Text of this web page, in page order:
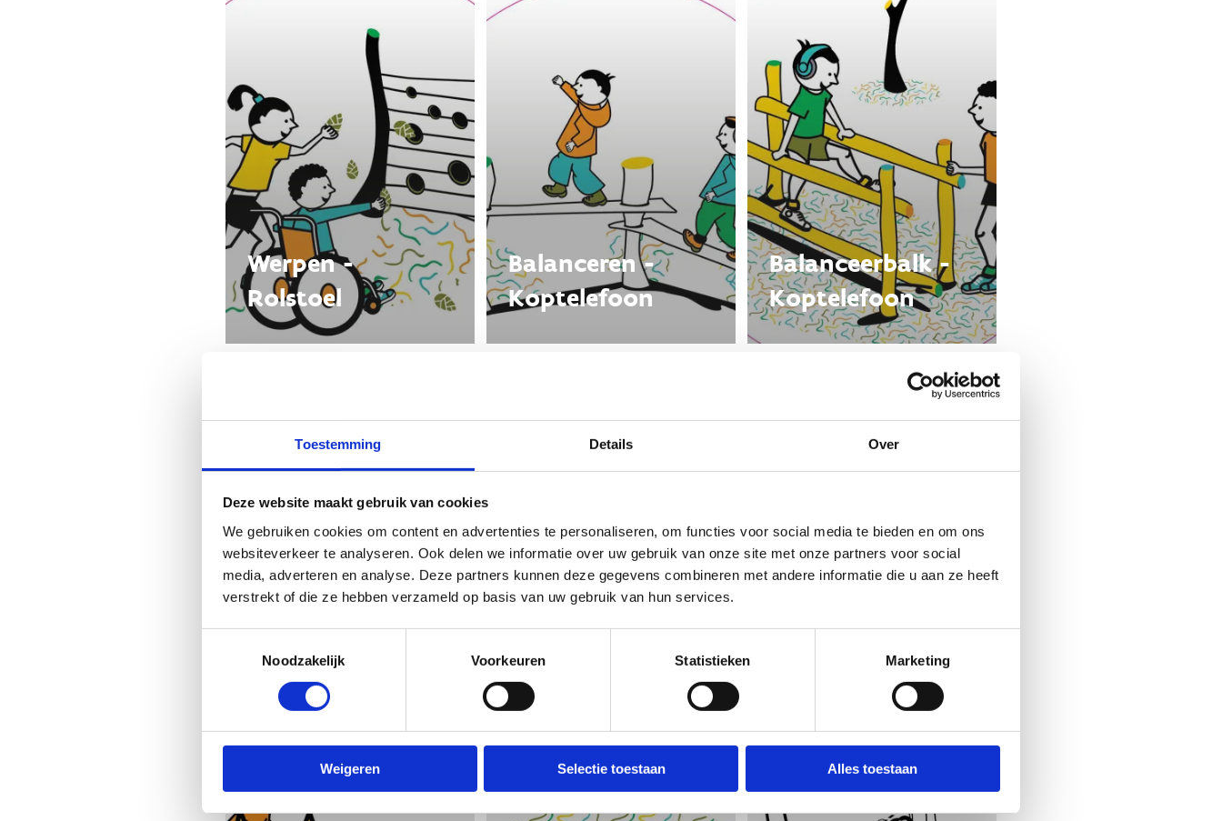
Toestemming Details Over
Deze website maakt gebruik van cookies
We gebruiken cookies om content en advertenties te personaliseren, om functies voor social media te bieden en om ons
websiteverkeer te analyseren. Ook delen we informatie over uw gebruik van onze site met onze partners voor social
media, adverteren en analyse. Deze partners kunnen deze gegevens combineren met andere informatie die u aan ze heeft
verstrekt of die ze hebben verzameld op basis van uw gebruik van hun services.
Noodzakelijk
Voorkeuren Statistieken Marketing
Weigeren Selectie toestaan Alles toestaan
Werpen -
Rolstoel
Balanceren -
Koptelefoon
Balanceerbalk -
Koptelefoon
Koptelefoon
Koptelefoon
Koptelefoon